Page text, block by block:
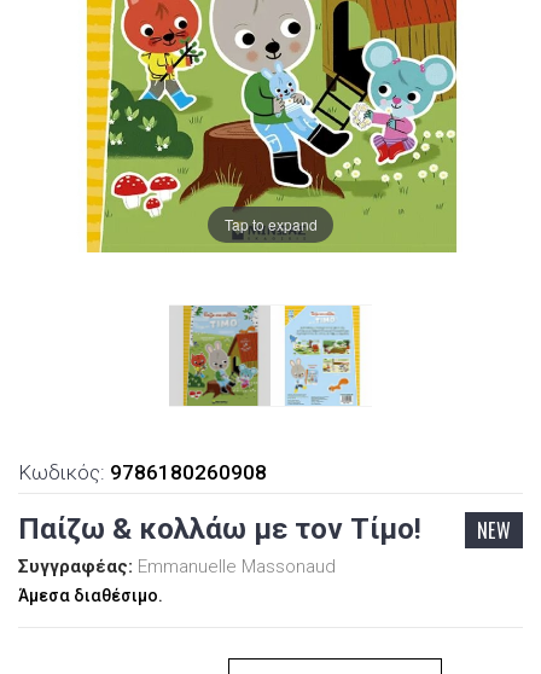
Tap to expand
Κωδικός: 9786180260908
Παίζω & κολλάω με τον Τίμο! NEW
Συγγραφέας: Emmanuelle Massonaud
Άμεσα διαθέσιμο.